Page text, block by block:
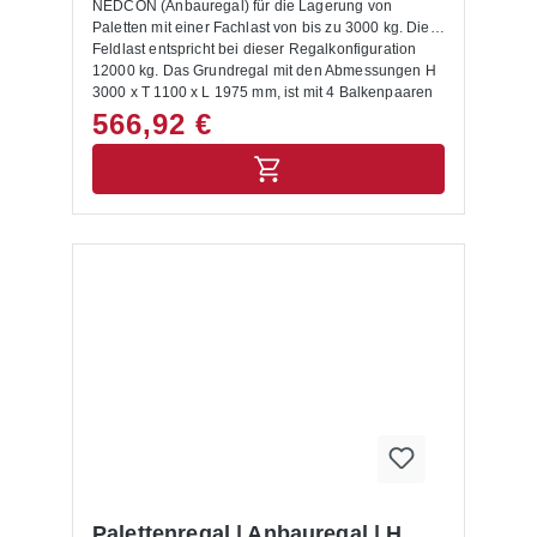
NEDCON (Anbauregal) für die Lagerung von
Paletten mit einer Fachlast von bis zu 3000 kg. Die
Feldlast entspricht bei dieser Regalkonfiguration
12000 kg. Das Grundregal mit den Abmessungen H
3000 x T 1100 x L 1975 mm, ist mit 4 Balkenpaaren
ausgestattet. Die Rahmen sind capriblau - RAL
5019, die Balken hellorange - RAL 2008 lackiert.
Das Palettenregal NEDCON zeichnet sich durch
eine hohe Stabilität und Qualität aus. Die Ein- und
entsprechenden Anbauregal lässt sich das
drin enthalten:- Bodenanker- Unterlegbleche-
Abmessungen 1200 x 800 mm geeignet. Für andere
566,92 €